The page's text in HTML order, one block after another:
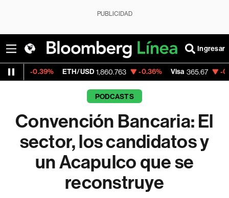
PUBLICIDAD
Ingresar
ETH/USD 1,860.763 -0.36% Visa 365.67 -0.13%
PODCASTS
Convención Bancaria: El
sector, los candidatos y
un Acapulco que se
reconstruye